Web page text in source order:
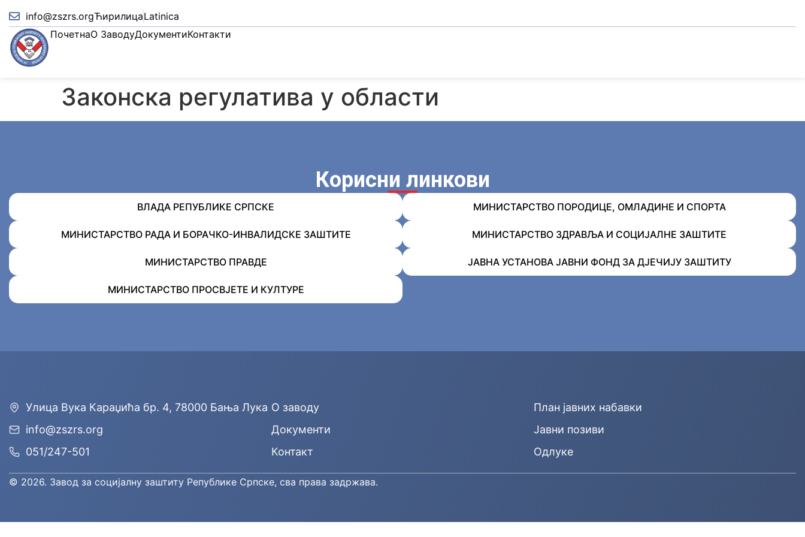
info@zszrs.orgЋирилицаLatinica
ПочетнаО ЗаводуДокументиКонтакти
Законска регулатива у области
Корисни линкови
ВЛАДА РЕПУБЛИКЕ СРПСКЕ МИНИСТАРСТВО ПОРОДИЦЕ, ОМЛАДИНЕ И СПОРТА
МИНИСТАРСТВО РАДА И БОРАЧКО-ИНВАЛИДСКЕ ЗАШТИТЕ МИНИСТАРСТВО ЗДРАВЉА И СОЦИЈАЛНЕ ЗАШТИТЕ
МИНИСТАРСТВО ПРАВДЕ ЈАВНА УСТАНОВА ЈАВНИ ФОНД ЗА ДЈЕЧИЈУ ЗАШТИТУ
МИНИСТАРСТВО ПРОСВЈЕТЕ И КУЛТУРЕ
Улицa Вука Караџића бр. 4, 78000 Бања Лука
info@zszrs.org
051/247-501
О заводу
Документи
Контакт
План јавних набавки
Јавни позиви
Одлуке
© 2026. Завод за социјалну заштиту Републике Српске, сва права задржава.